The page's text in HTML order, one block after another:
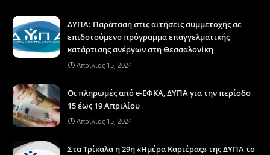
ΔΥΠΑ: Παράταση στις αιτήσεις συμμετοχής σε
επιδοτούμενο πρόγραμμα επαγγελματικής
κατάρτισης ανέργων στη Θεσσαλονίκη
Απρίλιος 15, 2024
Οι πληρωμές από e-ΕΦΚΑ, ΔΥΠΑ για την περίοδο
15 έως 19 Απριλίου
Απρίλιος 15, 2024
Στα Τρίκαλα η 29η «Ημέρα Καριέρας» της ΔΥΠΑ το